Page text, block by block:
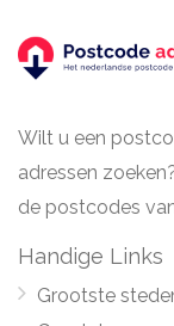
Wilt u een
adressen
de postcodes
Handige Links
Grootste